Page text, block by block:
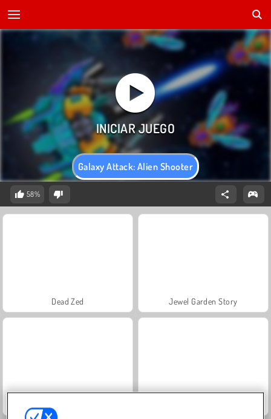
Galaxy Attack: Alien Shooter
58%
Dead Zed Jewel Garden Story